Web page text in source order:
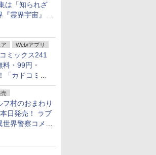
は「知られざ
霊界宇宙』の
ア Web/アプリ
ミックス241
料・99円・
「カドコミフ
2弾が開催中！
売
フ村のおまわり
日発売！ ラブ
界警察コメデ